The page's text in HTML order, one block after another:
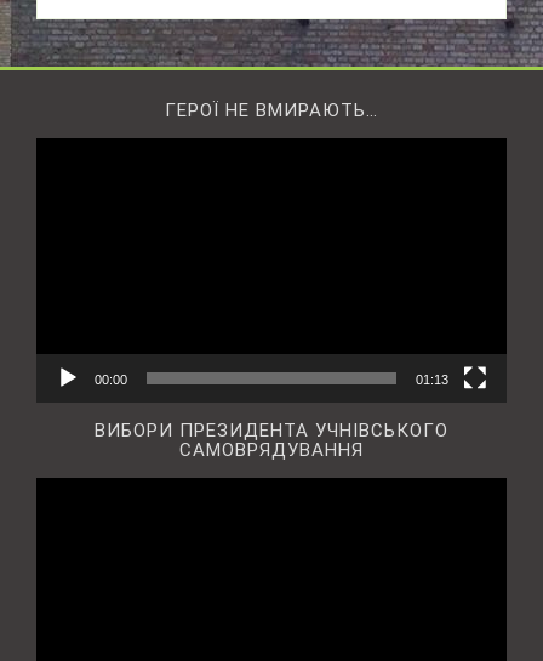
ГЕРОЇ НЕ ВМИРАЮТЬ…
00:00 01:13
ВИБОРИ ПРЕЗИДЕНТА УЧНІВСЬКОГО
САМОВРЯДУВАННЯ